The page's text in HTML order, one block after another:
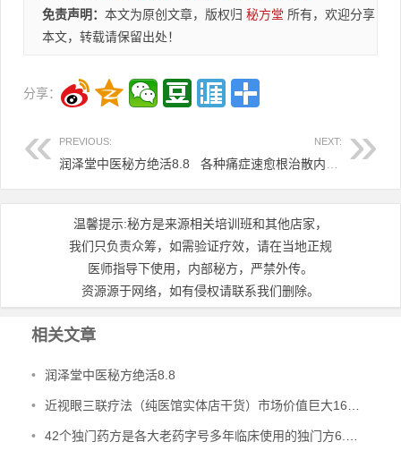
免责声明： 本文为原创文章，版权归 秘方堂 所有，欢迎分享
本文，转载请保留出处！
分享：
PREVIOUS:
润泽堂中医秘方绝活8.8
NEXT:
温馨提示:秘方是来源相关培训班和其他店家，
我们只负责众筹，如需验证疗效，请在当地正规
医师指导下使用，内部秘方，严禁外传。
资源源于网络，如有侵权请联系我们删除。
相关文章
• 润泽堂中医秘方绝活8.8
• 近视眼三联疗法（纯医馆实体店干货）市场价值巨大16.8元
• 42个独门药方是各大老药字号多年临床使用的独门方6.8元